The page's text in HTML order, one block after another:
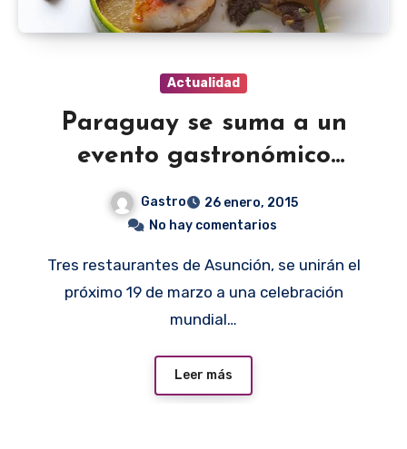
Actualidad
Paraguay se suma a un
evento gastronómico
Gastro
26 enero, 2015
No hay comentarios
Tres restaurantes de Asunción, se unirán el
próximo 19 de marzo a una celebración
mundial…
Leer más